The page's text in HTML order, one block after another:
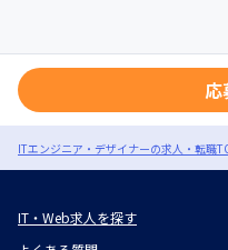
応
ITエンジニア・デザイナーの求人・転職
IT・Web求人を探す